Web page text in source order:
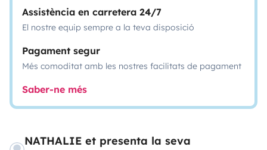
Assistència en carretera 24/7
El nostre equip sempre a la teva disposició
Pagament segur
Més comoditat amb les nostres facilitats de pagament
Saber-ne més
NATHALIE et presenta la seva